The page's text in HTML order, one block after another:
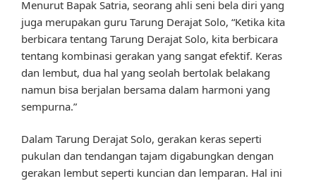
Menurut Bapak Satria, seorang ahli seni bela diri yang
juga merupakan guru Tarung Derajat Solo, “Ketika kita
berbicara tentang Tarung Derajat Solo, kita berbicara
tentang kombinasi gerakan yang sangat efektif. Keras
dan lembut, dua hal yang seolah bertolak belakang
namun bisa berjalan bersama dalam harmoni yang
sempurna.”
Dalam Tarung Derajat Solo, gerakan keras seperti
pukulan dan tendangan tajam digabungkan dengan
gerakan lembut seperti kuncian dan lemparan. Hal ini